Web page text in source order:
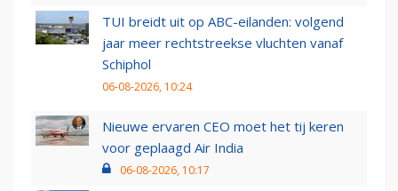
TUI breidt uit op ABC-eilanden: volgend
jaar meer rechtstreekse vluchten vanaf
Schiphol
06-08-2026, 10:24
Nieuwe ervaren CEO moet het tij keren
voor geplaagd Air India
06-08-2026, 10:17